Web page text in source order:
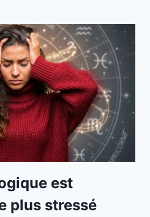
est
plus stressé